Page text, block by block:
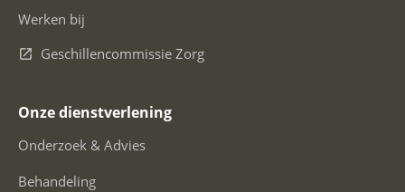
Werken bij
Geschillencommissie Zorg
Onze dienstverlening
Onderzoek & Advies
Behandeling